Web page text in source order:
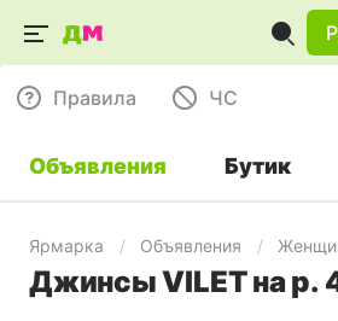
Правила ЧC
Объявления Бутик
Ярмарка Объявления
Джинсы VILET на р.